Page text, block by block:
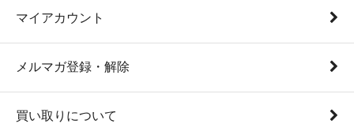
マイアカウント
メルマガ登録・解除
買い取りについて